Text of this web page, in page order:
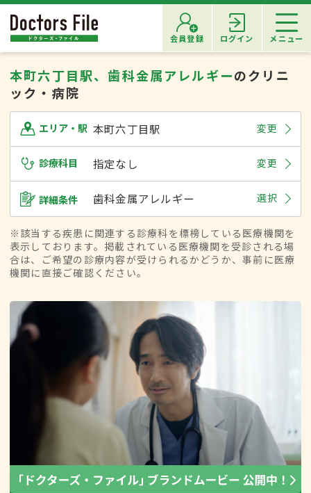
会員登録 ログイン メニュー
本町六丁目駅、歯科金属アレルギーのクリニ
ック・病院
エリア・駅 本町六丁目駅 変更
診療科目 指定なし 変更
詳細条件 歯科金属アレルギー 選択
※該当する疾患に関連する診療科を標榜している医療機関を
表示しております。掲載されている医療機関を受診される場
合は、ご希望の診療内容が受けられるかどうか、事前に医療
機関に直接ご確認ください。